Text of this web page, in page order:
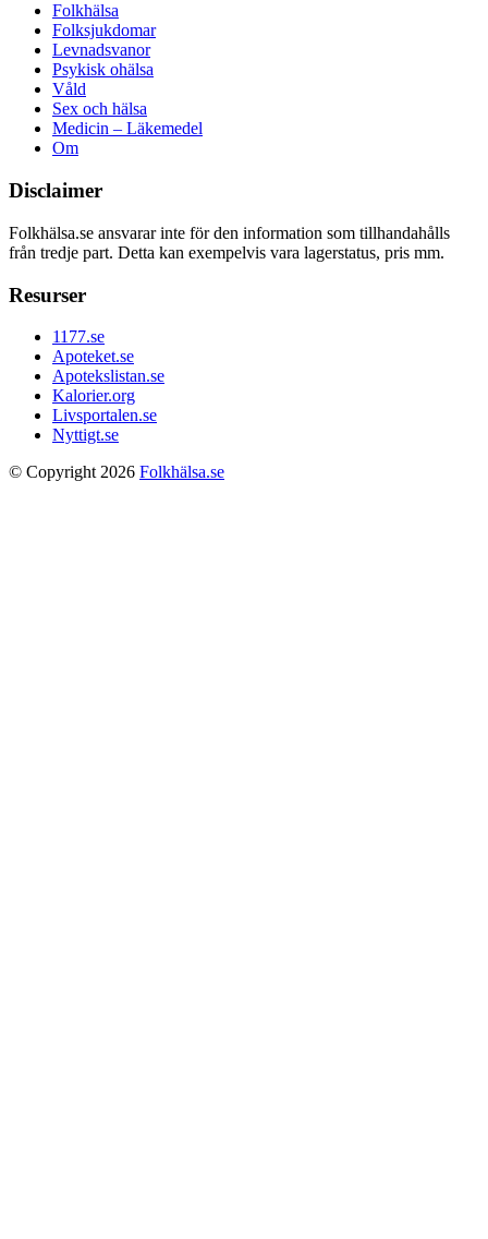
Folkhälsa
Folksjukdomar
Levnadsvanor
Psykisk ohälsa
Våld
Sex och hälsa
Medicin – Läkemedel
Om
Disclaimer
Folkhälsa.se ansvarar inte för den information som tillhandahålls
från tredje part. Detta kan exempelvis vara lagerstatus, pris mm.
Resurser
1177.se
Apoteket.se
Apotekslistan.se
Kalorier.org
Livsportalen.se
Nyttigt.se
© Copyright 2026 Folkhälsa.se